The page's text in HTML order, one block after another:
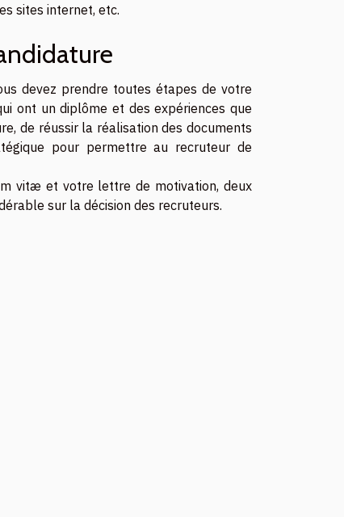
sites internet, etc.
devez prendre toutes étapes de votre
ont un diplôme et des expériences que
de réussir la réalisation des documents
pour permettre au recruteur de
vitæ et votre lettre de motivation, deux
sur la décision des recruteurs.